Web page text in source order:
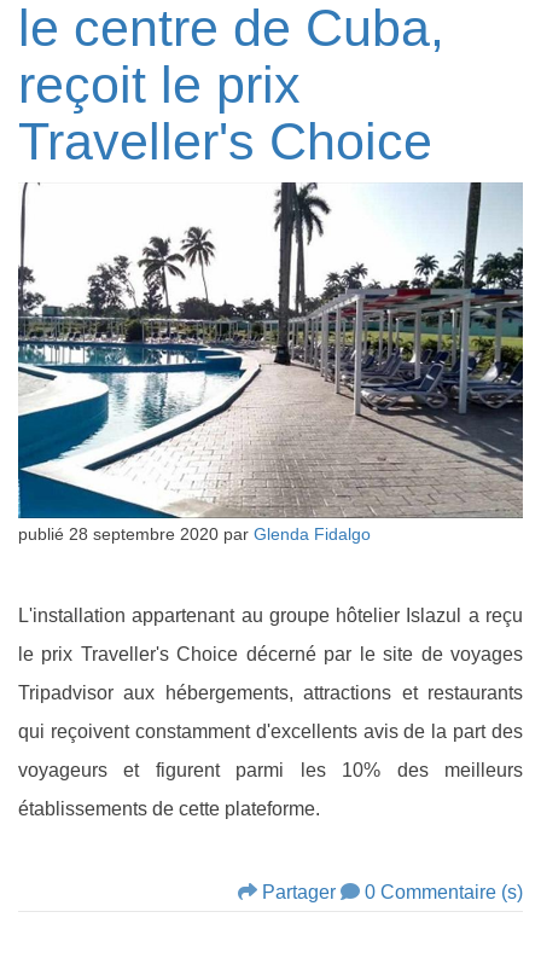
le centre de Cuba,
reçoit le prix
Traveller's Choice
publié 28 septembre 2020 par Glenda Fidalgo
L'installation appartenant au groupe hôtelier Islazul a reçu
le prix Traveller's Choice décerné par le site de voyages
Tripadvisor aux hébergements, attractions et restaurants
qui reçoivent constamment d'excellents avis de la part des
voyageurs et figurent parmi les 10% des meilleurs
établissements de cette plateforme.
Partager 0 Commentaire (s)